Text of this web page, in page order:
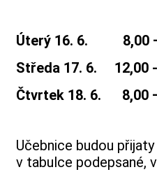
Úterý 16. 6. 8,00 –
Středa 17. 6. 12,00
Čtvrtek 18. 6. 8,00
Učebnice budou
v tabulce podepsané,